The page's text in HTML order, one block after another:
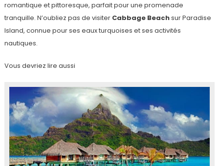
romantique et pittoresque, parfait pour une promenade
tranquille. N’oubliez pas de visiter Cabbage Beachsur Paradise
Island, connue pour ses eaux turquoises et ses activités
nautiques.
Vous devriez lire aussi